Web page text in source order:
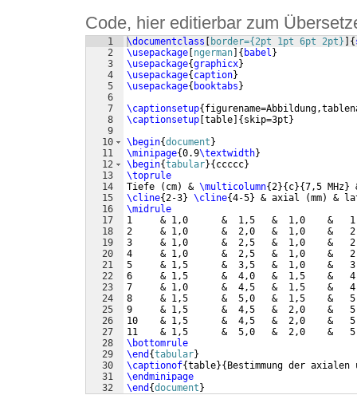
Code, hier editierbar zum
1
2
3
4
5
6
7
8
9
10
11
12
13
14
15
16
17
18
19
20
21
22
23
24
25
26
27
28
29
30
31
32
\documentclass border={2pt 1pt 6pt 2pt} {
\usepackage ngerman { babel }
\usepackage{graphicx}
\usepackage{ caption}
\usepackage{ booktabs }
\captionsetup{
\captionsetup table { skip=3pt }
\begin{document }
\minipage{0.9\textwidth}
\begin{tabular}{ ccccc}
\toprule
Tiefe
( cm) & \multicolumn{2}{ c}{7,5 MHz}
\cline{2-3} \cline{4-5} & axial (mm)
&
\midrule
1     & 1,0      &  1,5   &  1,0    &
2     & 1,0      &  2,0   &  1,0    &
3     & 1,0      &  2,5   &  1,0    &
4     & 1,0      &  2,5   &  1,0    &
5     & 1,5      &  3,5   &  1,0    &
6     & 1,5      &  4,0   &  1,5    &
7     & 1,0      &  4,5   &  1,5    &
8     & 1,5      &  5,0   &  1,5    &
9     & 1,5      &  4,5   &  2,0    &
10    & 1,5      &  4,5   &  2,0    &
11    & 1,5      &  5,0   &  2,0    &
\bottomrule
\end {tabular}
\captionof{table}{ Bestimmung der
\endminipage
\end {document }